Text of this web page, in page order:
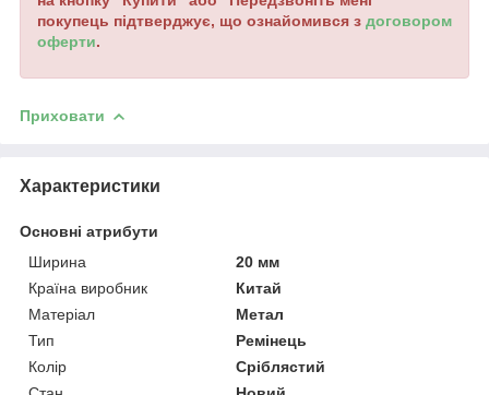
покупець підтверджує, що ознайомився з договором
оферти.
Приховати
Характеристики
Основні атрибути
Ширина
20 мм
Країна виробник
Китай
Матеріал
Метал
Тип
Ремінець
Колір
Сріблястий